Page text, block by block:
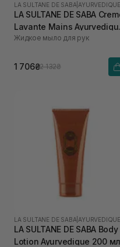
LA SULTANE DE SABA AYURVEDIQUE
LA SULTANE DE SABA
Lavante Mains
200 мл
Жидкое мыло для рук
1 706₴2 132₴
LA SULTANE DE SABA AYURVEDIQUE
LA SULTANE DE SABA Body
Lotion Ayurvedique 200 мл